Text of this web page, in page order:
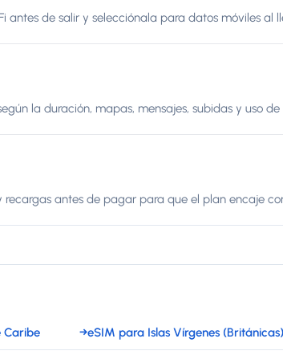
antes de salir y selecciónala para datos móviles al
la duración, mapas, mensajes, subidas y uso de
recargas antes de pagar para que el plan encaje
Caribe →eSIM para Islas Vírgenes (Británicas)